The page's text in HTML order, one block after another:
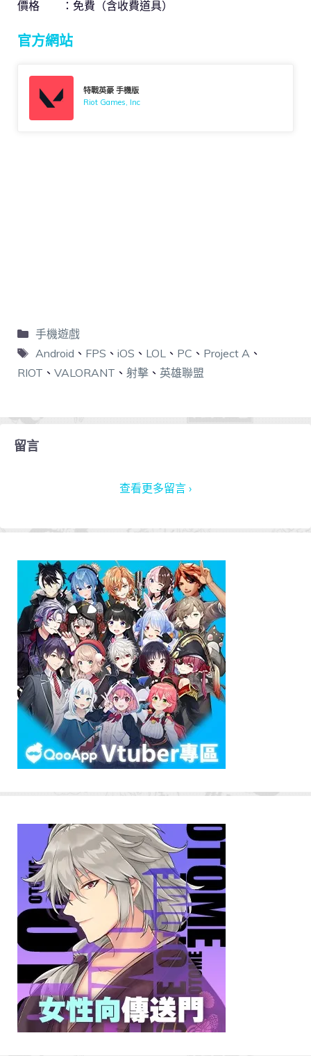
價格 ：免費（含收費道具）
官方網站
特戰英豪 手機版
Riot Games, Inc
手機遊戲
Android 、 FPS 、 iOS 、 LOL、 PC 、 Project A、
RIOT 、 VALORANT 、 射擊 、 英雄聯盟
留言
查看更多留言 ›